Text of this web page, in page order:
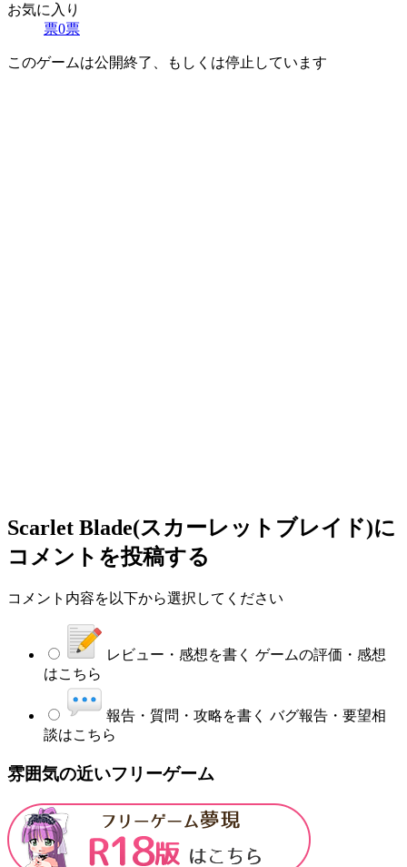
お気に入り
票0票
このゲームは公開終了、もしくは停止しています
Scarlet Blade(スカーレットブレイド)に
コメントを投稿する
コメント内容を以下から選択してください
レビュー・感想を書く ゲームの評価・感想
はこちら
報告・質問・攻略を書く バグ報告・要望相
談はこちら
雰囲気の近いフリーゲーム